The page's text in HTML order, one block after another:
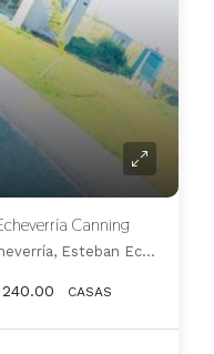
Canning
La Horqueta, La Horqueta de Echeverría, Esteban Echeverría
240.00 CASAS